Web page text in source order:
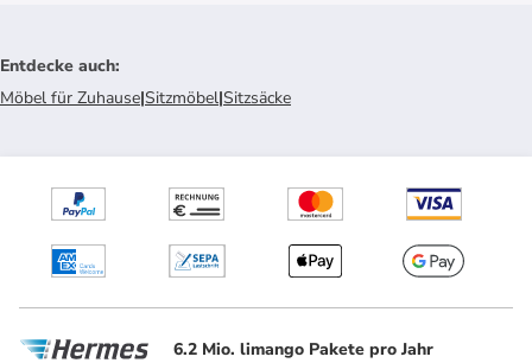
Entdecke auch:
Möbel für Zuhause|Sitzmöbel|Sitzsäcke
6.2 Mio. limango Pakete pro Jahr